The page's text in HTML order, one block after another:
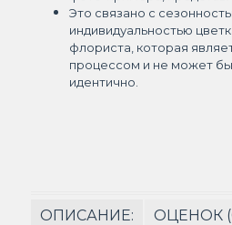
Это связано с
индивидуальностью
флориста, которая
процессом и не может
идентично.
ОПИСАНИЕ:
ОЦЕНОК